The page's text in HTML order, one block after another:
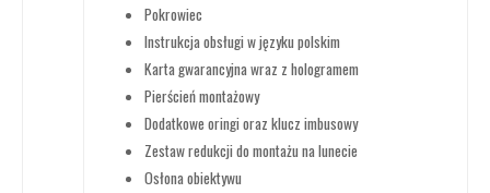
Pokrowiec
Instrukcja obsługi w języku polskim
Karta gwarancyjna wraz z hologramem
Pierścień montażowy
Dodatkowe oringi oraz klucz imbusowy
Zestaw redukcji do montażu na lunecie
Osłona obiektywu